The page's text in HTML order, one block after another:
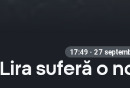
17:49 · 27
Lira suferă o